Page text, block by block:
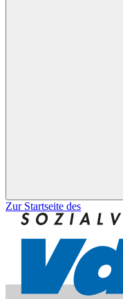
Zur Startseite des